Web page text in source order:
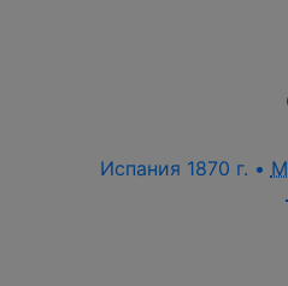
Испания 1870 г. •